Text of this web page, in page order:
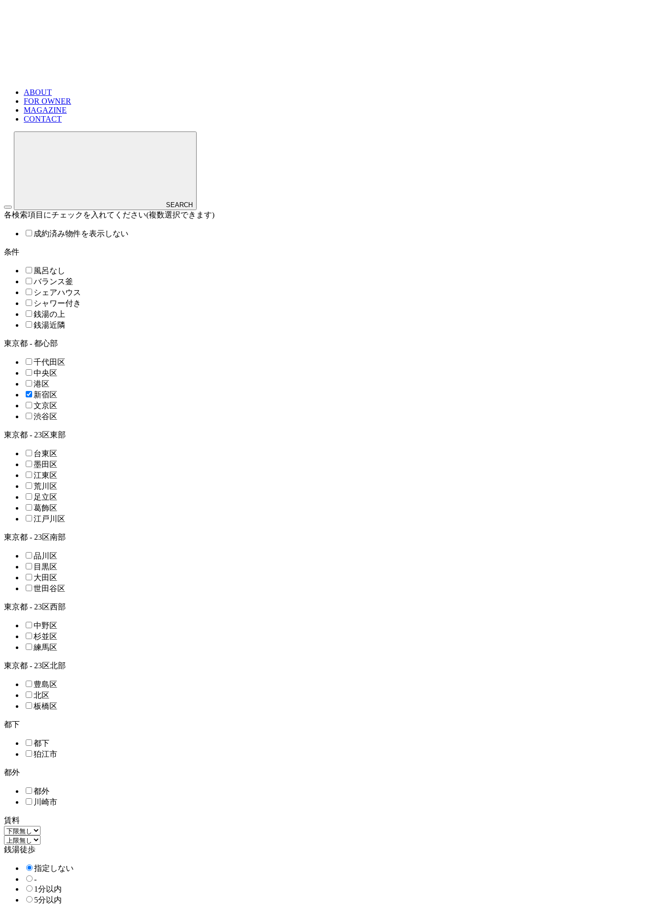
ABOUT
FOR OWNER
MAGAZINE
CONTACT
SEARCH
各検索項目にチェックを入れてください(複数選択できます)
成約済み物件を表示しない
条件
風呂なし
バランス釜
シェアハウス
シャワー付き
銭湯の上
銭湯近隣
東京都 - 都心部
千代田区
中央区
港区
新宿区
文京区
渋谷区
東京都 - 23区東部
台東区
墨田区
江東区
荒川区
足立区
葛飾区
江戸川区
東京都 - 23区南部
品川区
目黒区
大田区
世田谷区
東京都 - 23区西部
中野区
杉並区
練馬区
東京都 - 23区北部
豊島区
北区
板橋区
都下
都下
狛江市
都外
都外
川崎市
賃料
銭湯徒歩
指定しない
-
1分以内
5分以内